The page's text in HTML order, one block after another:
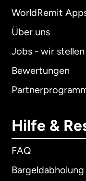
WorldRemit
Über uns
Jobs - wir stellen
Bewertungen
Hilfe &
FAQ
Bargeldabholung